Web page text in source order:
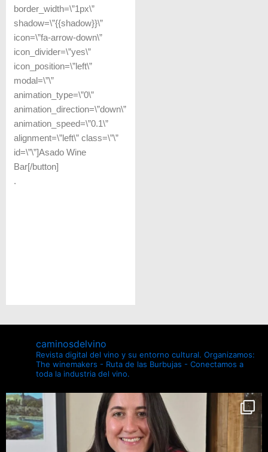
border_width=\”1px\”
shadow=\”{{shadow}}\”
icon=\”fa-arrow-down\”
icon_divider=\”yes\”
icon_position=\”left\”
modal=\”\”
animation_type=\”0\”
animation_direction=\”down\”
animation_speed=\”0.1\”
alignment=\”left\” class=\”\”
id=\”\”]Asado Wine
Bar[/button]
.
caminosdelvino
Revista digital del vino y su entorno cultural. Organizamos:
The winemakers - Ruta de las Burbujas - Conectamos a
toda la industria del vino.